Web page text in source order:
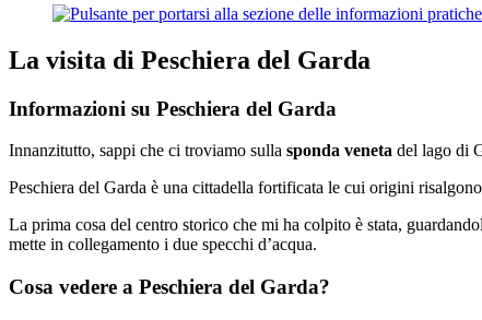
La visita di Peschiera del Garda
Informazioni su Peschiera del Garda
Innanzitutto, sappi che ci troviamo sulla sponda veneta del lago di
Peschiera del Garda è una cittadella fortificata le cui origini
La prima cosa del centro storico che mi ha colpito è stata,
mette in collegamento i due specchi d’acqua.
Cosa vedere a Peschiera del Garda?